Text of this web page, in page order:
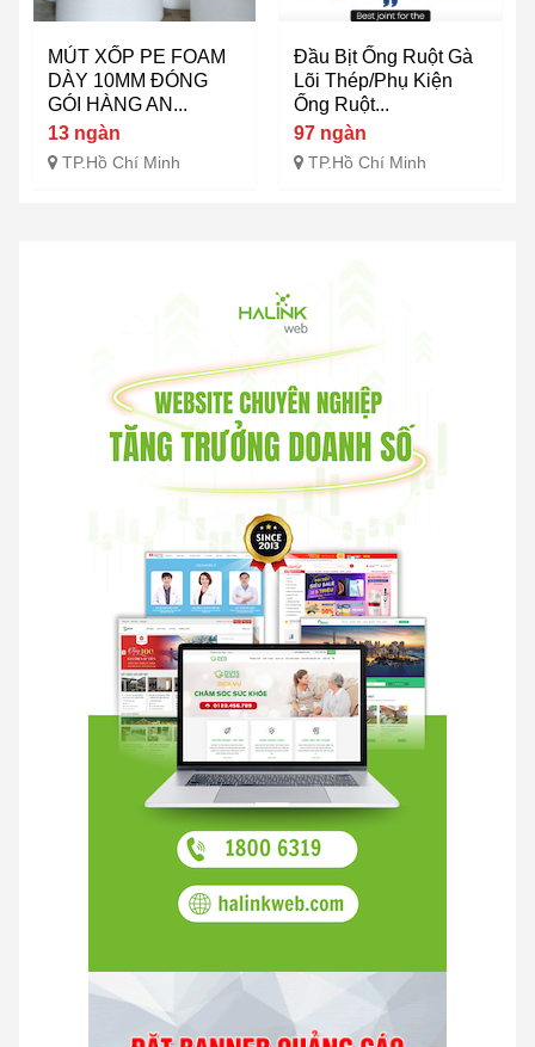
MÚT XỐP PE FOAM
DÀY 10MM ĐÓNG
GÓI HÀNG AN...
13 ngàn
TP.Hồ Chí Minh
Đầu Bịt Ống Ruột Gà
Lõi Thép/Phụ Kiện
Ống Ruột...
97 ngàn
TP.Hồ Chí Minh